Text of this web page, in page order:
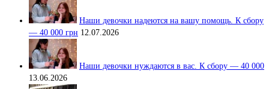
Наши девочки надеются на вашу помощь. К сбору
— 40 000 грн 12.07.2026
Наши девочки нуждаются в вас. К сбору — 40 000
13.06.2026